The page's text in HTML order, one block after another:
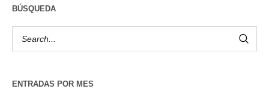
BÚSQUEDA
ENTRADAS POR MES